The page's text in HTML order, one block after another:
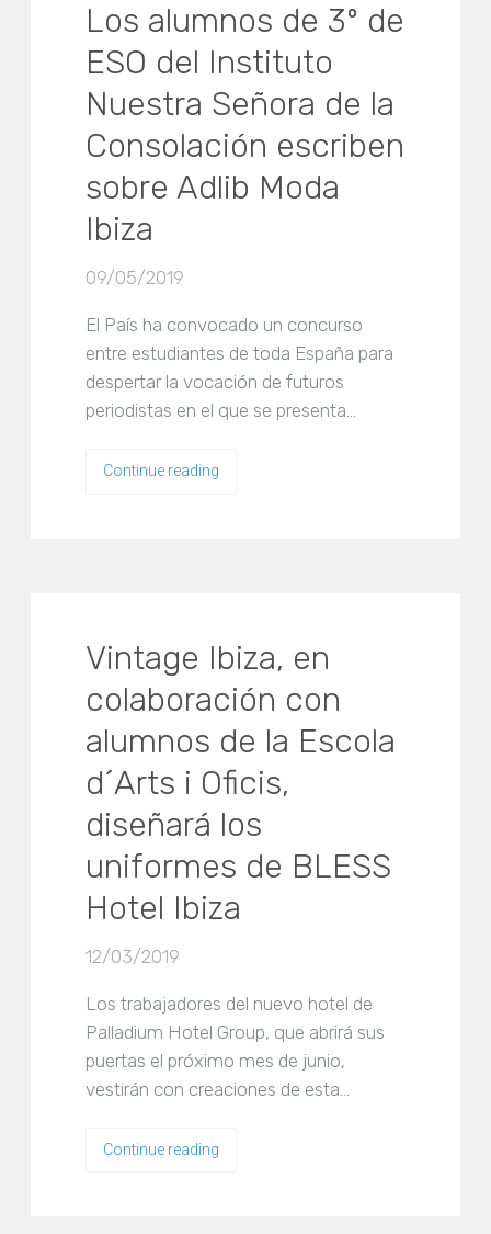
Los alumnos de 3º de
ESO del Instituto
Nuestra Señora de la
Consolación escriben
sobre Adlib Moda
Ibiza
09/05/2019
El País ha convocado un concurso
entre estudiantes de toda España para
despertar la vocación de futuros
periodistas en el que se presenta…
Continue reading
Vintage Ibiza, en
colaboración con
alumnos de la Escola
d´Arts i Oficis,
diseñará los
uniformes de BLESS
Hotel Ibiza
12/03/2019
Los trabajadores del nuevo hotel de
Palladium Hotel Group, que abrirá sus
puertas el próximo mes de junio,
vestirán con creaciones de esta…
Continue reading